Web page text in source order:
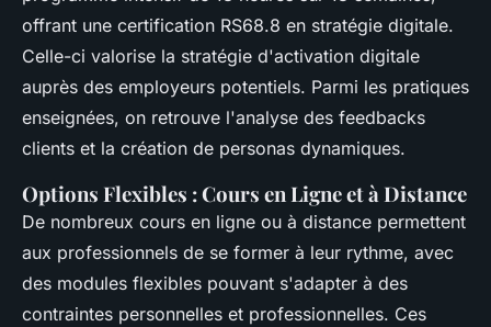
offrant une certification RS68.8 en stratégie digitale.
Celle-ci valorise la stratégie d'activation digitale
auprès des employeurs potentiels. Parmi les pratiques
enseignées, on retrouve l'analyse des feedbacks
clients et la création de personas dynamiques.
Options Flexibles : Cours en Ligne et à Distance
De nombreux cours en ligne ou à distance permettent
aux professionnels de se former à leur rythme, avec
des modules flexibles pouvant s'adapter à des
contraintes personnelles et professionnelles. Ces